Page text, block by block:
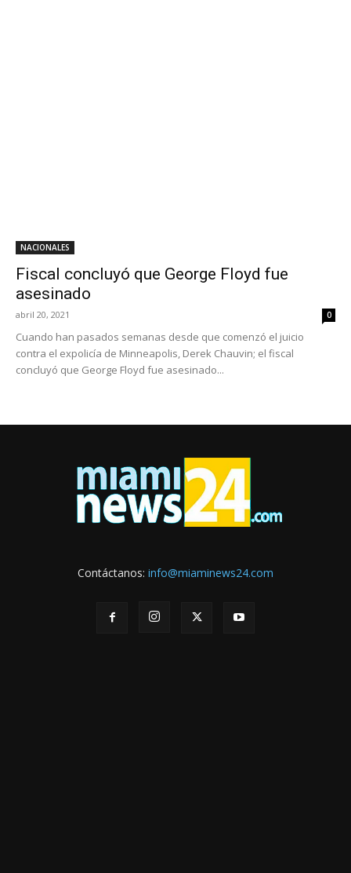
NACIONALES
Fiscal concluyó que George Floyd fue
asesinado
abril 20, 2021 0
Cuando han pasados semanas desde que comenzó el juicio
contra el expolicía de Minneapolis, Derek Chauvin; el fiscal
concluyó que George Floyd fue asesinado...
Contáctanos: info@miaminews24.com